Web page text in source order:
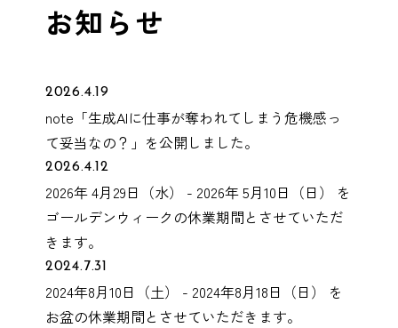
お知らせ
2026.4.19
note「生成AIに仕事が奪われてしまう危機感っ
て妥当なの？」を公開しました。
2026.4.12
2026年 4月29日（水） - 2026年 5月10日（日） を
ゴールデンウィークの休業期間とさせていただ
きます。
2024.7.31
2024年8月10日（土） - 2024年8月18日（日） を
お盆の休業期間とさせていただきます。